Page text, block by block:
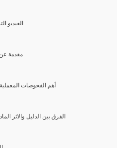
(1)
(2) مقدمة
(3) أهم الفحوصات
2- الفرق بين الدليل والاثر